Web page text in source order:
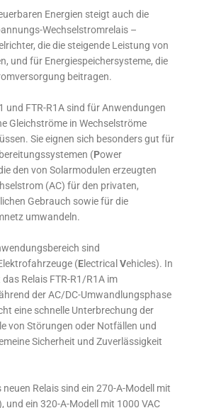
Energien steigt auch die
Wechselstromrelais –
die die steigende Leistung von
und für Energiespeichersysteme, die
beitragen.
und FTR-R1A sind für Anwendungen
Gleichströme in Wechselströme
Sie eignen sich besonders gut für
(Power
den von Solarmodulen erzeugten
(AC) für den privaten,
Gebrauch sowie für die
umwandeln.
sind
(Electrical Vehicles). In
Relais FTR-R1/R1A im
der AC/DC-Umwandlungsphase
eine schnelle Unterbrechung der
von Störungen oder Notfällen und
Sicherheit und Zuverlässigkeit
Relais sind ein 270-A-Modell mit
und ein 320-A-Modell mit 1000 VAC